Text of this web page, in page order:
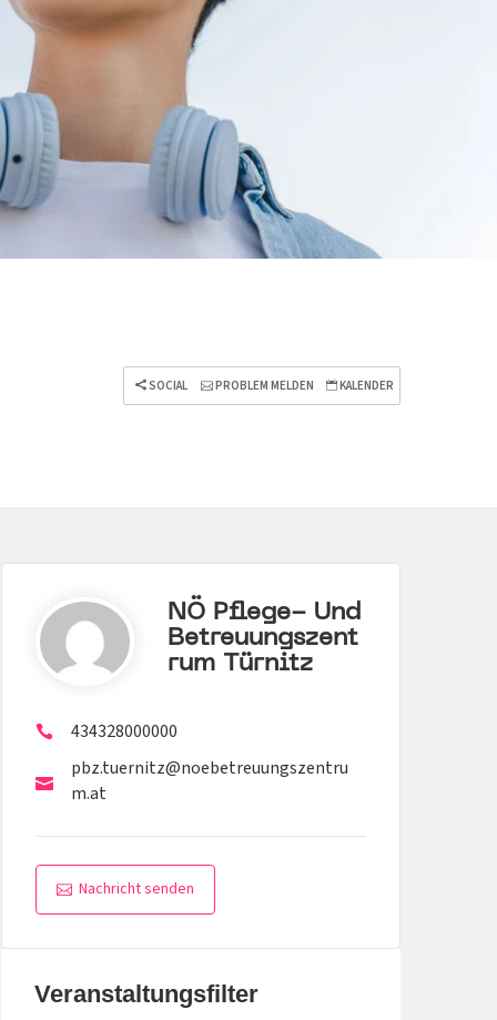
SOCIAL PROBLEM MELDEN KALENDER
NÖ Pflege- Und
Betreuungszent
Rum Türnitz
434328000000
pbz.tuernitz@noebetreuungszentru
m.at
Nachricht senden
Veranstaltungsfilter